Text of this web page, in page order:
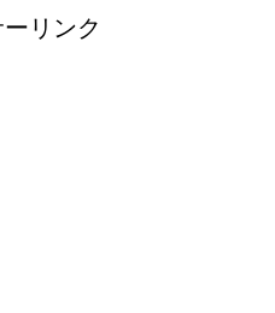
リンク